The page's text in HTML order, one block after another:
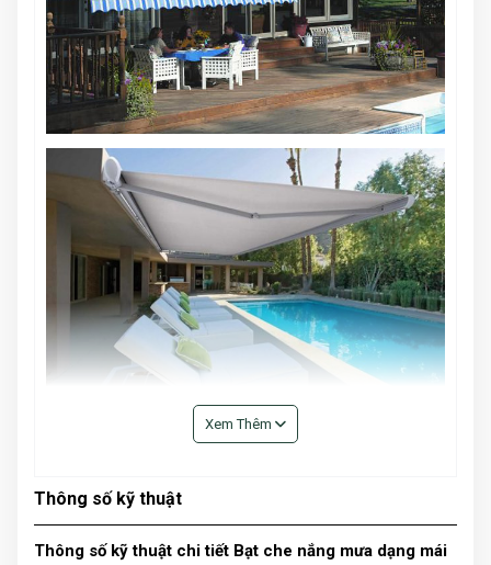
Xem Thêm
Thông số kỹ thuật
Thông số kỹ thuật chi tiết Bạt che nắng mưa dạng mái